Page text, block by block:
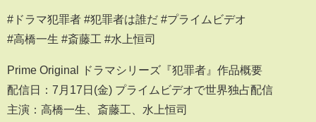
#ドラマ犯罪者 #犯罪者は誰だ #プライムビデオ
#高橋一生 #斎藤工 #水上恒司
Prime Original ドラマシリーズ『犯罪者』作品概要
配信日：7月17日(金) プライムビデオで世界独占配信
主演：高橋一生、斎藤工、水上恒司